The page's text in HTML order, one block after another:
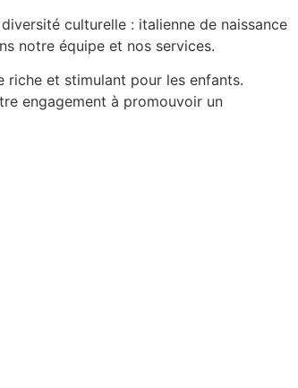
culturelle : italienne de naissance
notre équipe et nos services.
riche et stimulant pour les enfants.
engagement à promouvoir un